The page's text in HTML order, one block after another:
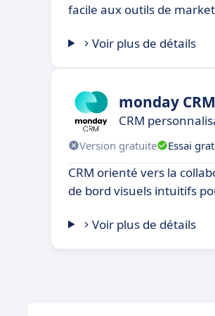
facile aux outils de
Voir plus de détails
monday CRM
CRM
Version gratuite Essai
CRM orienté vers la
de bord visuels intuitifs
Voir plus de détails